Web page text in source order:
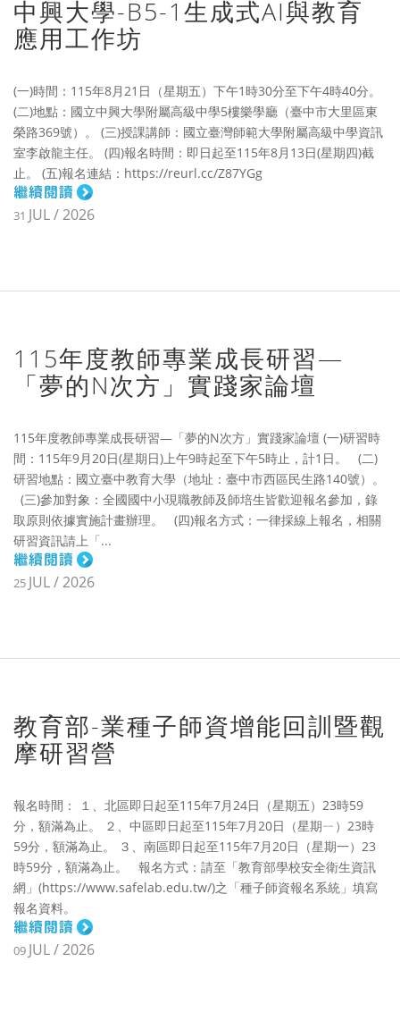
中興大學-B5-1生成式AI與教育
應用工作坊
(一)時間：115年8月21日（星期五）下午1時30分至下午4時40分。
(二)地點：國立中興大學附屬高級中學5樓樂學廳（臺中市大里區東
榮路369號）。 (三)授課講師：國立臺灣師範大學附屬高級中學資訊
室李啟龍主任。 (四)報名時間：即日起至115年8月13日(星期四)截
止。 (五)報名連結：https://reurl.cc/Z87YGg
31 JUL / 2026
115年度教師專業成長研習—
「夢的N次方」實踐家論壇
115年度教師專業成長研習—「夢的N次方」實踐家論壇 (一)研習時
間：115年9月20日(星期日)上午9時起至下午5時止，計1日。 (二)
研習地點：國立臺中教育大學（地址：臺中市西區民生路140號）。
(三)參加對象：全國國中小現職教師及師培生皆歡迎報名參加，錄
取原則依據實施計畫辦理。 (四)報名方式：一律採線上報名，相關
研習資訊請上「...
25 JUL / 2026
教育部-業種子師資增能回訓暨觀
摩研習營
報名時間： １、北區即日起至115年7月24日（星期五）23時59
分，額滿為止。 ２、中區即日起至115年7月20日（星期ㄧ）23時
59分，額滿為止。 ３、南區即日起至115年7月20日（星期一）23
時59分，額滿為止。 報名方式：請至「教育部學校安全衛生資訊
網」(https://www.safelab.edu.tw/)之「種子師資報名系統」填寫
報名資料。
09 JUL / 2026